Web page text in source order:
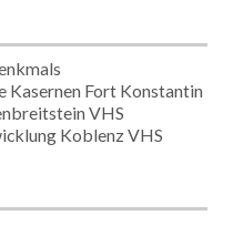
Kasernen Fort Konstantin
VHS
Koblenz VHS